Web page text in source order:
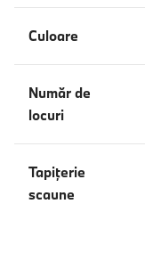
Culoare
Număr de
locuri
Tapiţerie
scaune